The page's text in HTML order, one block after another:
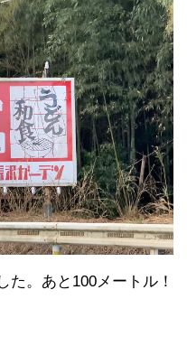
た。あと100メートル！